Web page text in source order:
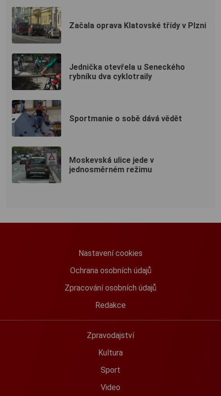
Začala oprava Klatovské třídy v Plzni
Jednička otevřela u Seneckého
rybníku dva cyklotraily
Sportmanie o sobě dává vědět
Moskevská ulice jede v
jednosměrném režimu
Nastavení cookies
Ochrana osobních údajů
Zpracování osobních údajů
Redakce
Zpravodajství
Kultura
Sport
Video